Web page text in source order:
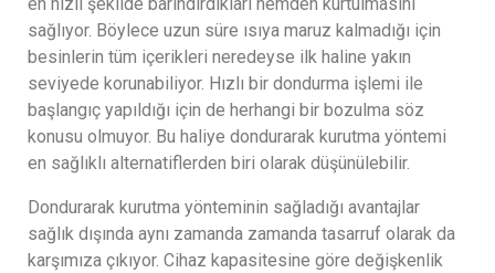
en hızlı şekilde barındırdıkları nemden kurtulmasını
sağlıyor. Böylece uzun süre ısıya maruz kalmadığı için
besinlerin tüm içerikleri neredeyse ilk haline yakın
seviyede korunabiliyor. Hızlı bir dondurma işlemi ile
başlangıç yapıldığı için de herhangi bir bozulma söz
konusu olmuyor. Bu haliye dondurarak kurutma yöntemi
en sağlıklı alternatiflerden biri olarak düşünülebilir.
Dondurarak kurutma yönteminin sağladığı avantajlar
sağlık dışında aynı zamanda zamanda tasarruf olarak da
karşımıza çıkıyor. Cihaz kapasitesine göre değişkenlik